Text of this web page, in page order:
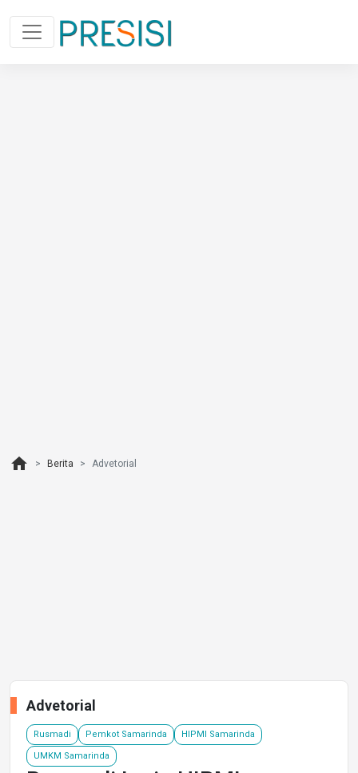
home Berita Advetorial
Advetorial
Rusmadi Pemkot Samarinda HIPMI Samarinda
UMKM Samarinda